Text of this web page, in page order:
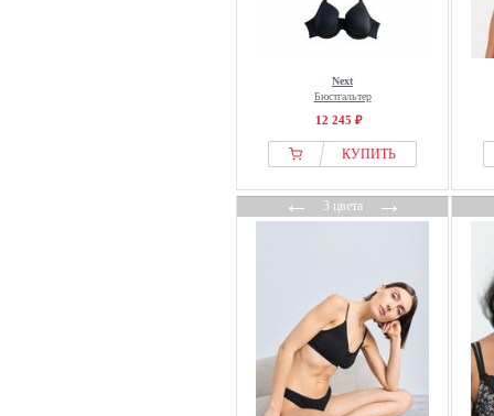
Next
Бюстгальтер
12 245 ₽
КУПИТЬ
←3 цвета→